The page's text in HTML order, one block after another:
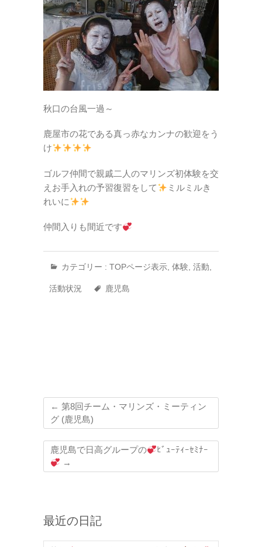
秋口の台風一過～
鹿屋市の花である真っ赤なカンナの歓迎をう
け
ゴルフ仲間で親戚二人のマリンズ初体験を交
え お手入れの予習復習をして
ミルミルき
れいに
仲間入りも間近です
カテゴリー : TOPページ表示 体験 活動
活動状況 鹿児島
← 第8回チーム・マリンズ・ミーティン
グ (鹿児島)
鹿児島で日高グループの
ﾋﾞｭｰﾃｨｰｾﾐﾅｰ
→
最近の日記